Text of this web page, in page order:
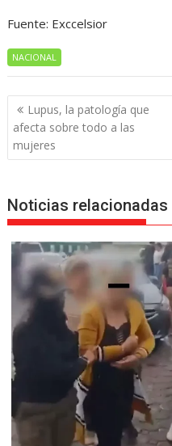
Fuente: Exccelsior
NACIONAL
Navegación
de
entradas
Lupus, la patología que
afecta sobre todo a las
mujeres
Noticias relacionadas